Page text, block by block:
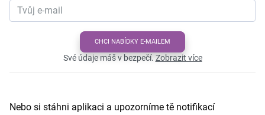
CHCI NABÍDKY E-MAILEM
Své údaje máš v bezpečí.Zobrazit více
Nebo si stáhni aplikaci a upozorníme tě notifikací